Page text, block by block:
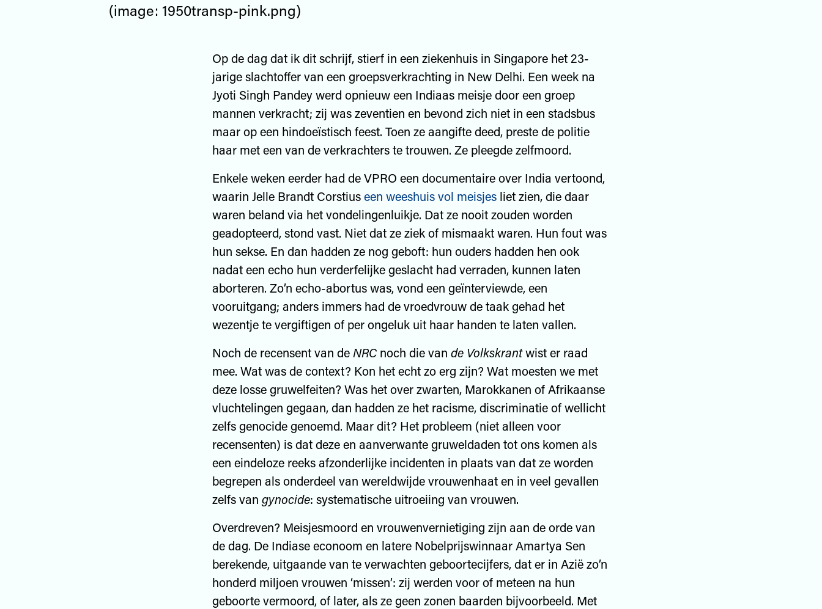
(image: 1950transp-pink.png)
Op de dag dat ik dit schrijf, stierf in een ziekenhuis in Singapore het 23-
jarige slachtoffer van een groepsverkrachting in New Delhi. Een week na
Jyoti Singh Pandey werd opnieuw een Indiaas meisje door een groep
mannen verkracht; zij was zeventien en bevond zich niet in een stadsbus
maar op een hindoeïstisch feest. Toen ze aangifte deed, preste de politie
haar met een van de verkrachters te trouwen. Ze pleegde zelfmoord.
Enkele weken eerder had de VPRO een documentaire over India vertoond,
waarin Jelle Brandt Corstiuseen weeshuis vol meisjes liet zien, die daar
waren beland via het vondelingenluikje. Dat ze nooit zouden worden
geadopteerd, stond vast. Niet dat ze ziek of mismaakt waren. Hun fout was
hun sekse. En dan hadden ze nog geboft: hun ouders hadden hen ook
nadat een echo hun verderfelijke geslacht had verraden, kunnen laten
aborteren. Zo’n echo-abortus was, vond een geïnterviewde, een
vooruitgang; anders immers had de vroedvrouw de taak gehad het
wezentje te vergiftigen of per ongeluk uit haar handen te laten vallen.
Noch de recensent van de NRC noch die van de Volkskrantwist er raad
mee. Wat was de context? Kon het echt zo erg zijn? Wat moesten we met
deze losse gruwelfeiten? Was het over zwarten, Marokkanen of Afrikaanse
vluchtelingen gegaan, dan hadden ze het racisme, discriminatie of wellicht
zelfs genocide genoemd. Maar dit? Het probleem (niet alleen voor
recensenten) is dat deze en aanverwante gruweldaden tot ons komen als
een eindeloze reeks afzonderlijke incidenten in plaats van dat ze worden
begrepen als onderdeel van wereldwijde vrouwenhaat en in veel gevallen
zelfs van gynocide: systematische uitroeiing van vrouwen.
Overdreven? Meisjesmoord en vrouwenvernietiging zijn aan de orde van
de dag. De Indiase econoom en latere Nobelprijswinnaar Amartya Sen
berekende, uitgaande van te verwachten geboortecijfers, dat er in Azië zo’n
honderd miljoen vrouwen ‘missen’: zij werden voor of meteen na hun
geboorte vermoord, of later, als ze geen zonen baarden bijvoorbeeld. Met